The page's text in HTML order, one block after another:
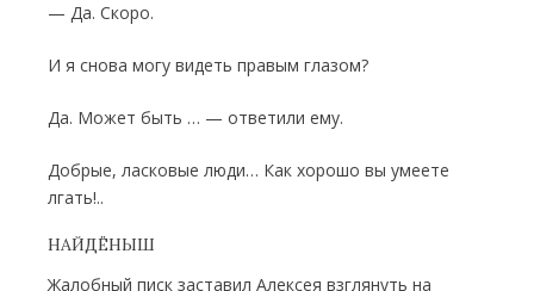
— Да. Скоро.
И я снова могу видеть правым глазом?
Да. Может быть … — ответили ему.
Добрые, ласковые люди… Как хорошо вы умеете
лгать!..
НАЙДЁНЫШ
Жалобный писк заставил Алексея взгля­нуть на